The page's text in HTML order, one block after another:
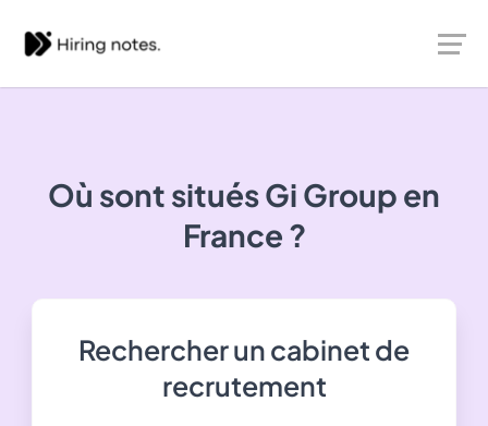
Où sont situésGi Group en
France ?
Rechercher un cabinet de
recrutement